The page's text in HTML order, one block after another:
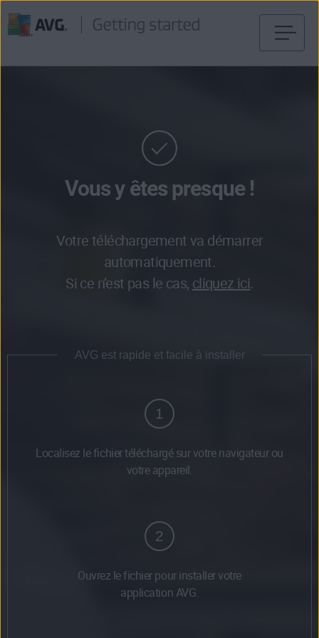
Vous y êtes presque !
Votre téléchargement va démarrer
automatiquement.
Si ce n’est pas le cas, cliquez ici.
AVG est rapide et facile à installer
1
Localisez le fichier téléchargé sur votre navigateur ou
votre appareil.
2
Ouvrez le fichier pour installer votre
application AVG.